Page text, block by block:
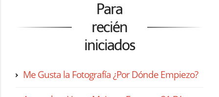
Para
recién
iniciados
Me Gusta la Fotografía ¿Por Dónde Empiezo?